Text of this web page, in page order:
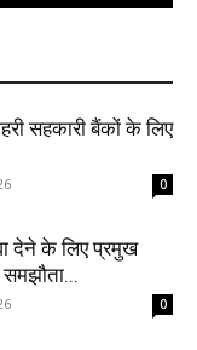
सहकारी बैंकों के लिए
0
देने के लिए प्रमुख
समझौता...
0